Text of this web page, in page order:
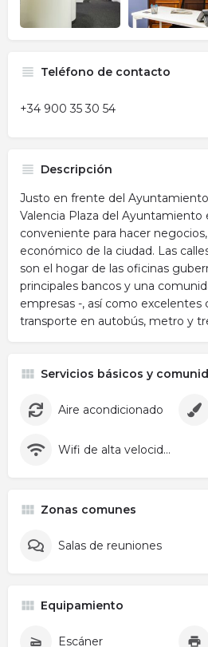
Teléfono de contacto
+34 900 35 30 54
Descripción
Justo en frente del
Valencia Plaza del Ayuntamiento
conveniente para hacer
económico de la ciudad. Las
son el hogar de las oficinas
principales bancos y una
empresas -, así como excelentes
transporte en autobús, metro y
Servicios básicos y
Aire acondicionado
Wifi de alta velocidad
Zonas comunes
Salas de reuniones
Equipamiento
Escáner